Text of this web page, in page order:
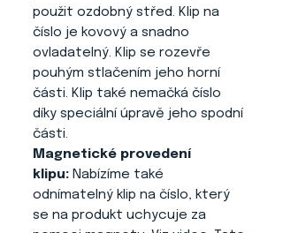
použit ozdobný střed. Klip na
číslo je kovový a snadno
ovladatelný. Klip se rozevře
pouhým stlačením jeho horní
části. Klip také nemačká číslo
díky speciální úpravě jeho spodní
části.
Magnetické provedení
klipu: Nabízíme také
odnímatelný klip na číslo, který
se na produkt uchycuje za